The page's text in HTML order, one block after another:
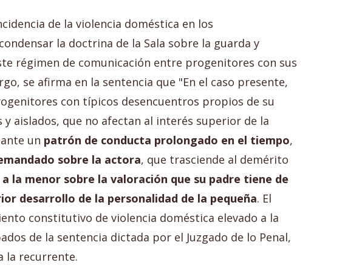
de la violencia doméstica en los
la doctrina de la Sala sobre la guarda y
régimen de comunicación entre progenitores con sus
se afirma en la sentencia que "En el caso presente,
con típicos desencuentros propios de su
aislados, que no afectan al interés superior de la
un patrón de conducta prolongado en el tiempo,
sobre la actora, que trasciende al demérito
la menor sobre la valoración que su padre tiene de
desarrollo de la personalidad de la pequeña. El
constitutivo de violencia doméstica elevado a la
de la sentencia dictada por el Juzgado de lo Penal,
la recurrente.